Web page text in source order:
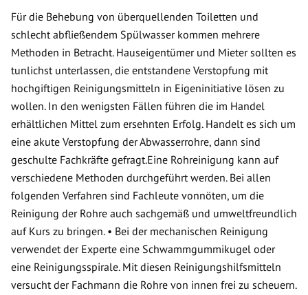
Für die Behebung von überquellenden Toiletten und
schlecht abfließendem Spülwasser kommen mehrere
Methoden in Betracht. Hauseigentümer und Mieter sollten es
tunlichst unterlassen, die entstandene Verstopfung mit
hochgiftigen Reinigungsmitteln in Eigeninitiative lösen zu
wollen. In den wenigsten Fällen führen die im Handel
erhältlichen Mittel zum ersehnten Erfolg. Handelt es sich um
eine akute Verstopfung der Abwasserrohre, dann sind
geschulte Fachkräfte gefragt.Eine Rohreinigung kann auf
verschiedene Methoden durchgeführt werden. Bei allen
folgenden Verfahren sind Fachleute vonnöten, um die
Reinigung der Rohre auch sachgemäß und umweltfreundlich
auf Kurs zu bringen. • Bei der mechanischen Reinigung
verwendet der Experte eine Schwammgummikugel oder
eine Reinigungsspirale. Mit diesen Reinigungshilfsmitteln
versucht der Fachmann die Rohre von innen frei zu scheuern.